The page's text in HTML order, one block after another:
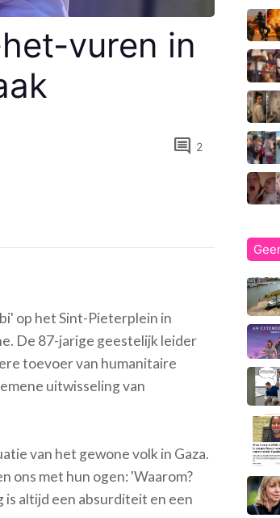
vuren in
comment 2
op het Sint-Pieterplein in
De 87-jarige geestelijk leider
toevoer van humanitaire
uitwisseling van
van het gewone volk in Gaza.
ons met hun ogen: 'Waarom?
is altijd een absurditeit en een